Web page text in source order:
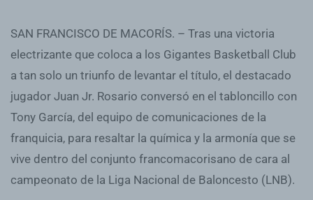
SAN FRANCISCO DE MACORÍS. – Tras una victoria
electrizante que coloca a los Gigantes Basketball Club
a tan solo un triunfo de levantar el título, el destacado
jugador Juan Jr. Rosario conversó en el tabloncillo con
Tony García, del equipo de comunicaciones de la
franquicia, para resaltar la química y la armonía que se
vive dentro del conjunto francomacorisano de cara al
campeonato de la Liga Nacional de Baloncesto (LNB).